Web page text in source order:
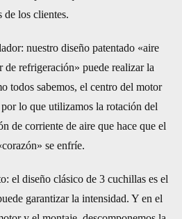
de los clientes.
nuestro diseño patentado «aire
de refrigeración» puede realizar la
todos sabemos, el centro del motor
lo que utilizamos la rotación del
de corriente de aire que hace que el
se enfríe.
el diseño clásico de 3 cuchillas es el
garantizar la intensidad. Y en el